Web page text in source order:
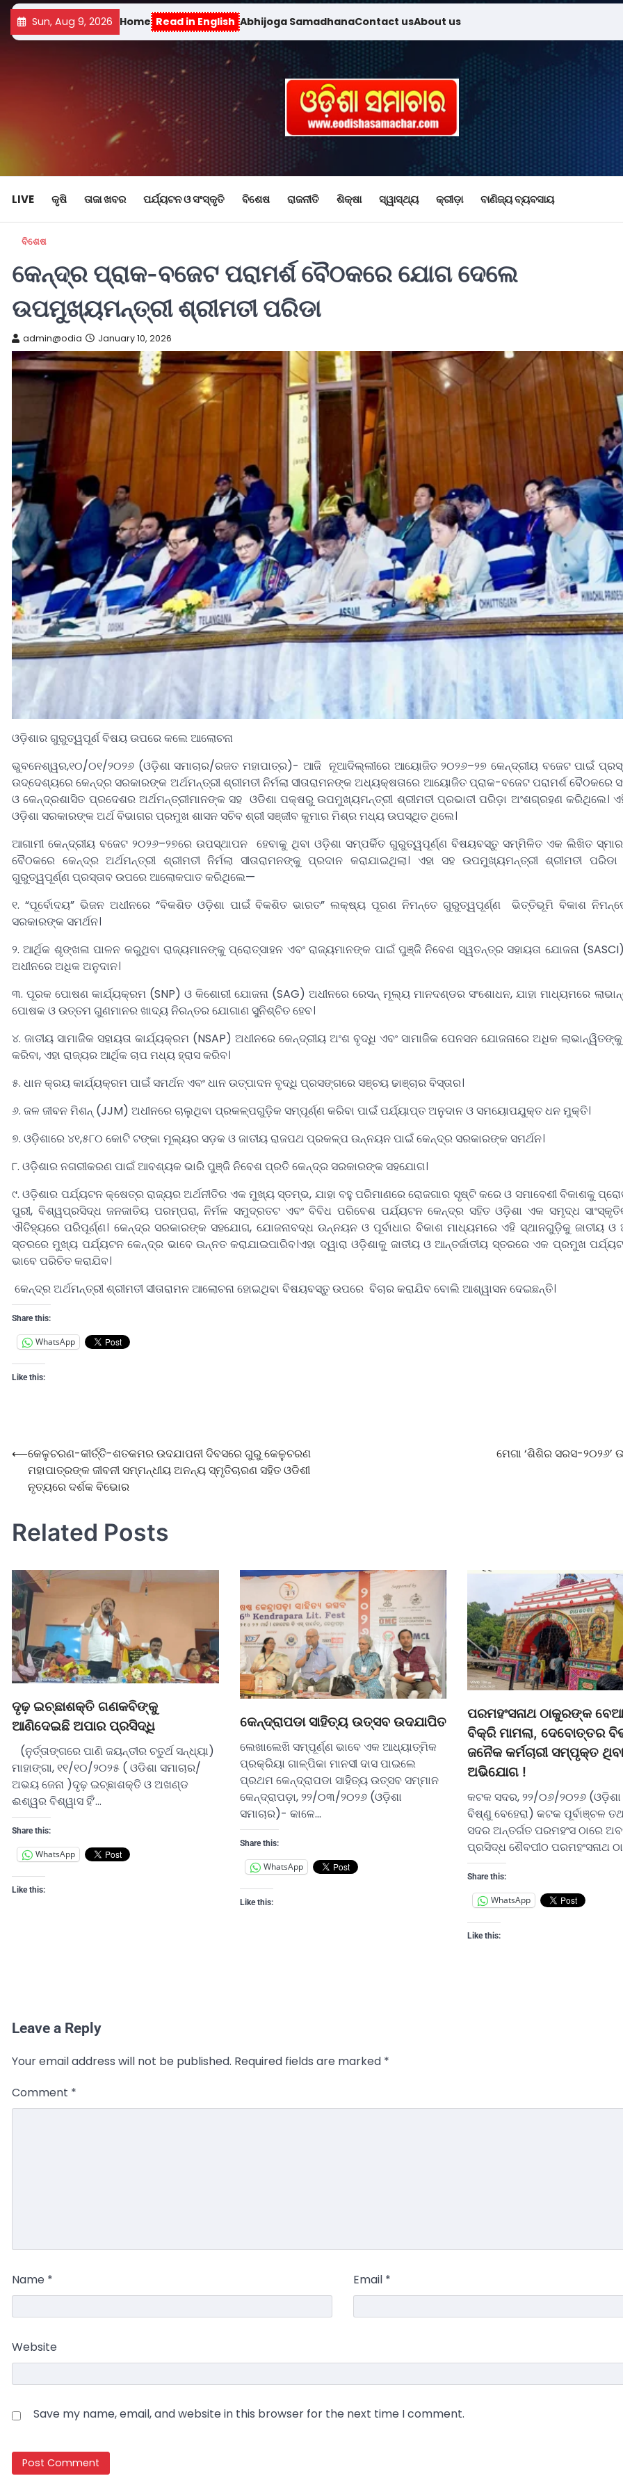
Sun, Aug 9, 2026 Home Read in English Abhijoga SamadhanaContact usAbout us
LIVE କୃଷି ତାଜା ଖବର ପର୍ଯ୍ୟଟନ ଓ ସଂସ୍କୃତି ବିଶେଷ ରାଜନୀତି ଶିକ୍ଷା ସ୍ୱାସ୍ଥ୍ୟ କ୍ରୀଡ଼ା ବାଣିଜ୍ୟ ବ୍ୟବସାୟ
ବିଶେଷ
କେନ୍ଦ୍ର ପ୍ରାକ-ବଜେଟ ପରାମର୍ଶ ବୈଠକରେ ଯୋଗ ଦେଲେ
ଉପମୁଖ୍ୟମନ୍ତ୍ରୀ ଶ୍ରୀମତୀ ପରିଡା
admin@odia January 10, 2026
ଓଡ଼ିଶାର ଗୁରୁତ୍ୱପୂର୍ଣ ବିଷୟ ଉପରେ କଲେ ଆଲୋଚନା
ଭୁବନେଶ୍ୱର,୧୦/୦୧/୨୦୨୬ (ଓଡ଼ିଶା ସମାଚାର/ରଜତ ମହାପାତ୍ର)- ଆଜି ନୂଆଦିଲ୍ଲୀରେ ଆୟୋଜିତ ୨୦୨୬–୨୭ କେନ୍ଦ୍ରୀୟ ବଜେଟ ପାଇଁ
ଉଦ୍ଦେଶ୍ୟରେ କେନ୍ଦ୍ର ସରକାରଙ୍କ ଅର୍ଥମନ୍ତ୍ରୀ ଶ୍ରୀମତୀ ନିର୍ମଲା ସୀତାରାମନଙ୍କ ଅଧ୍ୟକ୍ଷତାରେ ଆୟୋଜିତ ପ୍ରାକ-ବଜେଟ ପରାମର୍ଶ ବୈଠକରେ
ଓ କେନ୍ଦ୍ରଶାସିତ ପ୍ରଦେଶର ଅର୍ଥମନ୍ତ୍ରୀମାନଙ୍କ ସହ ଓଡିଶା ପକ୍ଷରୁ ଉପମୁଖ୍ୟମନ୍ତ୍ରୀ ଶ୍ରୀମତୀ ପ୍ରଭାତୀ ପରିଡ଼ା ଅଂଶଗ୍ରହଣ କରିଥିଲେ।
ଓଡ଼ିଶା ସରକାରଙ୍କ ଅର୍ଥ ବିଭାଗର ପ୍ରମୁଖ ଶାସନ ସଚିବ ଶ୍ରୀ ସଞ୍ଜୀବ କୁମାର ମିଶ୍ର ମଧ୍ୟ ଉପସ୍ଥିତ ଥିଲେ।
ଆଗାମୀ କେନ୍ଦ୍ରୀୟ ବଜେଟ ୨୦୨୬–୨୭ରେ ଉପସ୍ଥାପନ ହେବାକୁ ଥିବା ଓଡ଼ିଶା ସମ୍ପର୍କିତ ଗୁରୁତ୍ୱପୂର୍ଣ୍ଣ ବିଷୟବସ୍ତୁ ସମ୍ମିଳିତ ଏକ ଲିଖିତ
ବୈଠକରେ କେନ୍ଦ୍ର ଅର୍ଥମନ୍ତ୍ରୀ ଶ୍ରୀମତୀ ନିର୍ମଲା ସୀତାରାମନଙ୍କୁ ପ୍ରଦାନ କରାଯାଇଥିଲା। ଏହା ସହ ଉପମୁଖ୍ୟମନ୍ତ୍ରୀ ଶ୍ରୀମତୀ
ଗୁରୁତ୍ୱପୂର୍ଣ୍ଣ ପ୍ରସ୍ତାବ ଉପରେ ଆଲୋକପାତ କରିଥିଲେ—
୧. “ପୂର୍ବୋଦୟ” ଭିଜନ ଅଧୀନରେ “ବିକଶିତ ଓଡ଼ିଶା ପାଇଁ ବିକଶିତ ଭାରତ” ଲକ୍ଷ୍ୟ ପୂରଣ ନିମନ୍ତେ ଗୁରୁତ୍ୱପୂର୍ଣ୍ଣ ଭିତ୍ତିଭୂମି ବିକାଶ
ସରକାରଙ୍କ ସମର୍ଥନ।
୨. ଆର୍ଥିକ ଶୃଙ୍ଖଳା ପାଳନ କରୁଥିବା ରାଜ୍ୟମାନଙ୍କୁ ପ୍ରୋତ୍ସାହନ ଏବଂ ରାଜ୍ୟମାନଙ୍କ ପାଇଁ ପୁଞ୍ଜି ନିବେଶ ସ୍ୱତନ୍ତ୍ର ସହାୟତା ଯୋଜନା
ଅଧୀନରେ ଅଧିକ ଅନୁଦାନ।
୩. ପୂରକ ପୋଷଣ କାର୍ଯ୍ୟକ୍ରମ (SNP) ଓ କିଶୋରୀ ଯୋଜନା (SAG) ଅଧୀନରେ ରେସନ୍ ମୂଲ୍ୟ ମାନଦଣ୍ଡର ସଂଶୋଧନ, ଯାହା ମାଧ୍ୟମରେ
ପୋଷକ ଓ ଉତ୍ତମ ଗୁଣମାନର ଖାଦ୍ୟ ନିରନ୍ତର ଯୋଗାଣ ସୁନିଶ୍ଚିତ ହେବ।
୪. ଜାତୀୟ ସାମାଜିକ ସହାୟତା କାର୍ଯ୍ୟକ୍ରମ (NSAP) ଅଧୀନରେ କେନ୍ଦ୍ରୀୟ ଅଂଶ ବୃଦ୍ଧି ଏବଂ ସାମାଜିକ ପେନସନ ଯୋଜନାରେ ଅଧିକ
କରିବା, ଏହା ରାଜ୍ୟର ଆର୍ଥିକ ଚାପ ମଧ୍ୟ ହ୍ରାସ କରିବ।
୫. ଧାନ କ୍ରୟ କାର୍ଯ୍ୟକ୍ରମ ପାଇଁ ସମର୍ଥନ ଏବଂ ଧାନ ଉତ୍ପାଦନ ବୃଦ୍ଧି ପ୍ରସଙ୍ଗରେ ସଞ୍ଚୟ ଢାଞ୍ଚାର ବିସ୍ତାର।
୬. ଜଳ ଜୀବନ ମିଶନ୍ (JJM) ଅଧୀନରେ ଚାଲୁଥିବା ପ୍ରକଳ୍ପଗୁଡ଼ିକ ସମ୍ପୂର୍ଣ୍ଣ କରିବା ପାଇଁ ପର୍ଯ୍ୟାପ୍ତ ଅନୁଦାନ ଓ ସମୟୋପଯୁକ୍ତ ଧନ ମୁକ୍ତି।
୭. ଓଡ଼ିଶାରେ ୪୧,୫୮୦ କୋଟି ଟଙ୍କା ମୂଲ୍ୟର ସଡ଼କ ଓ ଜାତୀୟ ରାଜପଥ ପ୍ରକଳ୍ପ ଉନ୍ନୟନ ପାଇଁ କେନ୍ଦ୍ର ସରକାରଙ୍କ ସମର୍ଥନ।
୮. ଓଡ଼ିଶାର ନଗରୀକରଣ ପାଇଁ ଆବଶ୍ୟକ ଭାରି ପୁଞ୍ଜି ନିବେଶ ପ୍ରତି କେନ୍ଦ୍ର ସରକାରଙ୍କ ସହଯୋଗ।
୯. ଓଡ଼ିଶାର ପର୍ଯ୍ୟଟନ କ୍ଷେତ୍ର ରାଜ୍ୟର ଅର୍ଥନୀତିର ଏକ ମୁଖ୍ୟ ସ୍ତମ୍ଭ, ଯାହା ବହୁ ପରିମାଣରେ ରୋଜଗାର ସୃଷ୍ଟି କରେ ଓ ସମାବେଶୀ ବିକାଶକୁ
ପୁରୀ, ବିଶ୍ୱପ୍ରସିଦ୍ଧ ଜନଜାତିୟ ପରମ୍ପରା, ନିର୍ମଳ ସମୁଦ୍ରତଟ ଏବଂ ବିବିଧ ପରିବେଶ ପର୍ଯ୍ୟଟନ କେନ୍ଦ୍ର ସହିତ ଓଡ଼ିଶା ଏକ ସମୃଦ୍ଧ
ଐତିହ୍ୟରେ ପରିପୂର୍ଣ୍ଣ। କେନ୍ଦ୍ର ସରକାରଙ୍କ ସହଯୋଗ, ଯୋଜନାବଦ୍ଧ ଉନ୍ନୟନ ଓ ପୂର୍ବାଧାର ବିକାଶ ମାଧ୍ୟମରେ ଏହି ସ୍ଥାନଗୁଡ଼ିକୁ ଜାତୀୟ ଓ
ସ୍ତରରେ ମୁଖ୍ୟ ପର୍ଯ୍ୟଟନ କେନ୍ଦ୍ର ଭାବେ ଉନ୍ନତ କରାଯାଇପାରିବ।ଏହା ଦ୍ୱାରା ଓଡ଼ିଶାକୁ ଜାତୀୟ ଓ ଆନ୍ତର୍ଜାତୀୟ ସ୍ତରରେ ଏକ ପ୍ରମୁଖ
ଭାବେ ପରିଚିତ କରାଯିବ।
କେନ୍ଦ୍ର ଅର୍ଥମନ୍ତ୍ରୀ ଶ୍ରୀମତୀ ସୀତାରାମନ ଆଲୋଚନା ହୋଇଥିବା ବିଷୟବସ୍ତୁ ଉପରେ ବିଚାର କରାଯିବ ବୋଲି ଆଶ୍ୱାସନ ଦେଇଛନ୍ତି।
Share this:
WhatsApp
Like this:
⟵କେଳୁଚରଣ-କୀର୍ତ୍ତି-ଶତକମର ଉଦଯାପନୀ ଦିବସରେ ଗୁରୁ କେଳୁଚରଣ
ମହାପାତ୍ରଙ୍କ ଜୀବନୀ ସମ୍ମନ୍ଧୀୟ ଅନନ୍ୟ ସ୍ମୃତିଚାରଣ ସହିତ ଓଡିଶୀ
ନୃତ୍ୟରେ ଦର୍ଶକ ବିଭୋର
ମେଗା ‘ଶିଶିର ସରସ-୨୦୨୬’
Related Posts
ଦୃଢ଼ ଇଚ୍ଛାଶକ୍ତି ଗଣକବିଙ୍କୁ
ଆଣିଦେଇଛି ଅପାର ପ୍ରସିଦ୍ଧି
(ନୁର୍ତ୍ତାଙ୍ଗରେ ପାଣି ଜୟନ୍ତୀର ଚତୁର୍ଥ ସନ୍ଧ୍ୟା)
ମାହାଙ୍ଗା, ୧୧/୧୦/୨୦୨୫ ( ଓଡିଶା ସମାଚାର/
ଅଭୟ ଜେନା )ଦୃଢ଼ ଇଚ୍ଛାଶକ୍ତି ଓ ଅଖଣ୍ଡ
ଈଶ୍ୱର ବିଶ୍ୱାସ ହିଁ’…
Share this:
WhatsApp
Like this:
କେନ୍ଦ୍ରାପଡା ସାହିତ୍ୟ ଉତ୍ସବ ଉଦଯାପିତ
ଲେଖାଲେଖି ସମ୍ପୂର୍ଣ୍ଣ ଭାବେ ଏକ ଆଧ୍ୟାତ୍ମିକ
ପ୍ରକ୍ରିୟା ଗାଳ୍ପିକା ମାନସୀ ଦାସ ପାଇଲେ
ପ୍ରଥମ କେନ୍ଦ୍ରାପଡା ସାହିତ୍ୟ ଉତ୍ସବ ସମ୍ମାନ
କେନ୍ଦ୍ରାପଡ଼ା, ୨୨/୦୩/୨୦୨୬ (ଓଡ଼ିଶା
ସମାଚାର)- କାଳେ…
Share this:
WhatsApp
Like this:
ପରମହଂସନାଥ ଠାକୁରଙ୍କ
ବିକ୍ରି ମାମଲା, ଦେବୋତ୍ତର
ଜନୈକ କର୍ମଚାରୀ ସମ୍ପୃକ୍ତ ଥିବା
ଅଭିଯୋଗ !
କଟକ ସଦର, ୨୨/୦୬/୨୦୨୬ (ଓଡ଼ିଶା
ବିଷ୍ଣୁ ବେହେରା) କଟକ ପୂର୍ବାଞ୍ଚଳ
ସଦର ଅନ୍ତର୍ଗତ ପରମହଂସ ଠାରେ
ପ୍ରସିଦ୍ଧ ଶୈବପୀଠ ପରମହଂସନାଥ
Share this:
WhatsApp
Like this:
Leave a Reply
Your email address will not be published. Required fields are marked *
Comment *
Name * Email *
Website
Save my name, email, and website in this browser for the next time I comment.